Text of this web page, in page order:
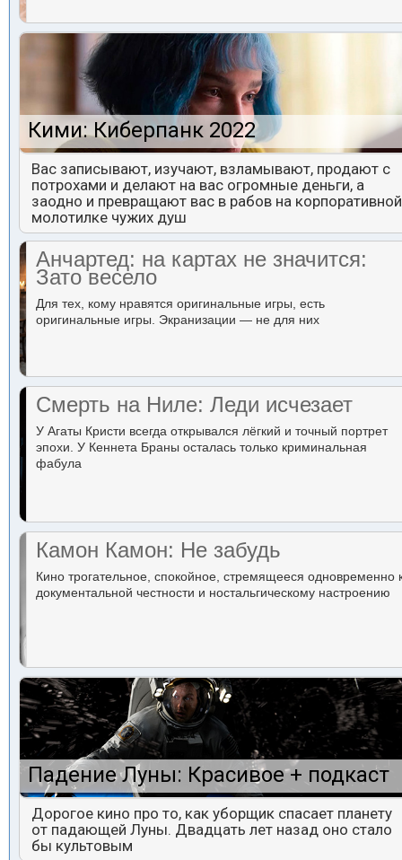
Кими: Киберпанк 2022
Вас записывают, изучают, взламывают, продают с
потрохами и делают на вас огромные деньги, а
заодно и превращают вас в рабов на корпоративной
молотилке чужих душ
Анчартед: на картах не значится:
Зато весело
Для тех, кому нравятся оригинальные игры, есть
оригинальные игры. Экранизации — не для них
Смерть на Ниле: Леди исчезает
У Агаты Кристи всегда открывался лёгкий и точный портрет
эпохи. У Кеннета Браны осталась только криминальная
фабула
Камон Камон: Не забудь
Кино трогательное, спокойное, стремящееся одновременно
документальной честности и ностальгическому настроению
Падение Луны: Красивое + подкаст
Дорогое кино про то, как уборщик спасает планету
от падающей Луны. Двадцать лет назад оно стало
бы культовым